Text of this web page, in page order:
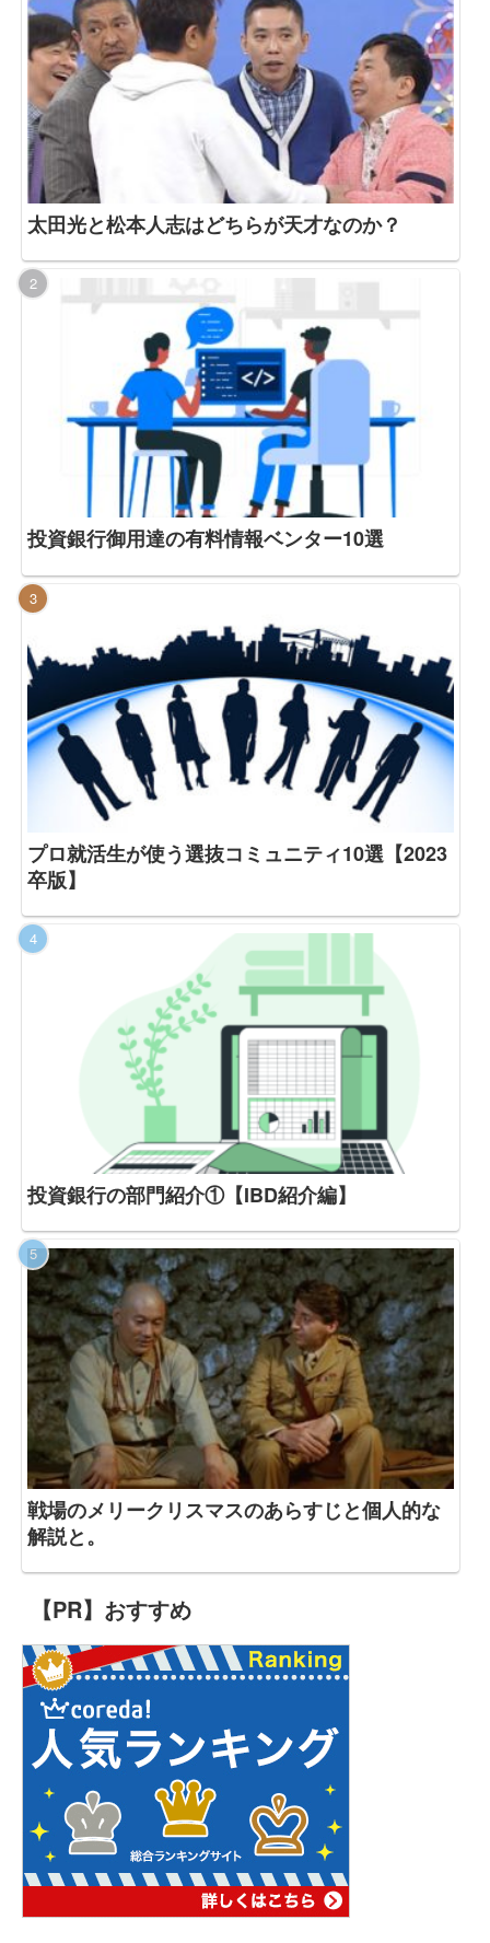
太田光と松本人志はどちらが天才なのか？
投資銀行御用達の有料情報ベンター10選
プロ就活生が使う選抜コミュニティ10選【2023
卒版】
投資銀行の部門紹介①【IBD紹介編】
戦場のメリークリスマスのあらすじと個人的な
解説と。
【PR】おすすめ